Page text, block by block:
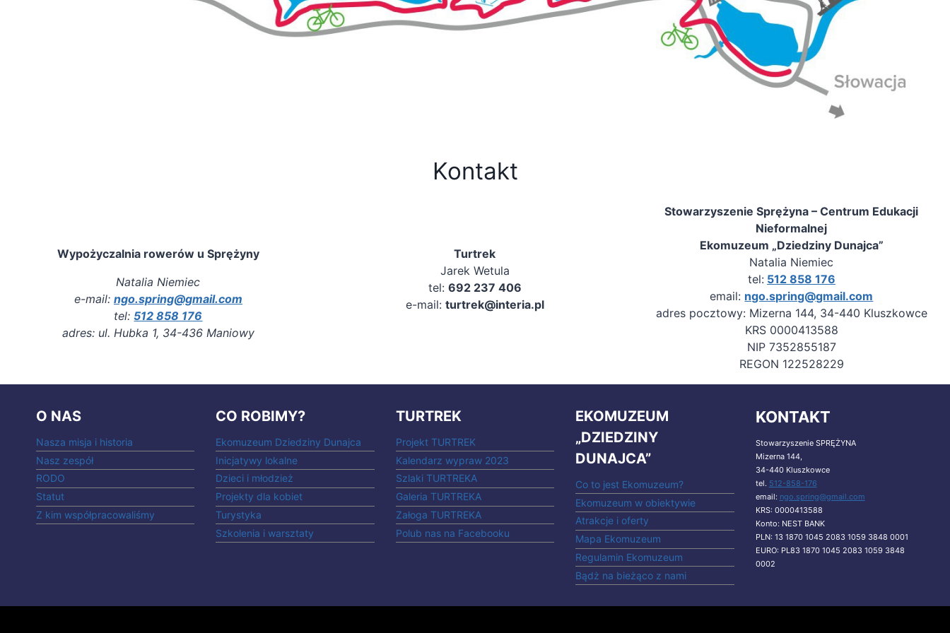
Kontakt
Wypożyczalnia rowerów u Sprężyny
Natalia Niemiec
e-mail: ngo.spring@gmail.com
tel:512 858 176
adres: ul. Hubka 1, 34-436 Maniowy
Turtrek
Jarek Wetula
tel: 692 237 406
e-mail: turtrek@interia.pl
Stowarzyszenie Sprężyna – Centrum Edukacji
Nieformalnej
Ekomuzeum „Dziedziny Dunajca”
Natalia Niemiec
tel: 512 858 176
email: ngo.spring@gmail.com
adres pocztowy: Mizerna 144, 34-440 Kluszkowce
KRS 0000413588
NIP 7352855187
REGON 122528229
O NAS
Nasza misja i historia
Nasz zespół
RODO
Statut
Z kim współpracowaliśmy
CO ROBIMY?
Ekomuzeum Dziedziny Dunajca
Inicjatywy lokalne
Dzieci i młodzież
Projekty dla kobiet
Turystyka
Szkolenia i warsztaty
TURTREK
Projekt TURTREK
Kalendarz wypraw 2023
Szlaki TURTREKA
Galeria TURTREKA
Załoga TURTREKA
Polub nas na Facebooku
EKOMUZEUM
„DZIEDZINY
DUNAJCA”
Co to jest Ekomuzeum?
Ekomuzeum w obiektywie
Atrakcje i oferty
Mapa Ekomuzeum
Regulamin Ekomuzeum
Bądż na bieżąco z nami
KONTAKT
Stowarzyszenie SPRĘŻYNA
Mizerna 144,
34-440 Kluszkowce
tel. 512-858-176
email: ngo.spring@gmail.com
KRS: 0000413588
Konto: NEST BANK
PLN: 13 1870 1045 2083 1059 3848 0001
EURO: PL83 1870 1045 2083 1059 3848
0002